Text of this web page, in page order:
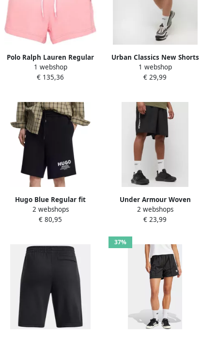
Polo Ralph Lauren Regular
fit sweatshorts met
elastische band
1 webshop
€ 135,36
Urban Classics New Shorts
Sportshorts Kleding Black
maat: XXL beschikbare
1 webshop
€ 29,99
Hugo Blue Regular fit
sweatshorts van puur
katoen model 'NOMARIO'
2 webshops
€ 80,95
Under Armour Woven
Wordmark Shorts Men
Sportshorts zwart Maat XL
2 webshops
€ 23,99
37%